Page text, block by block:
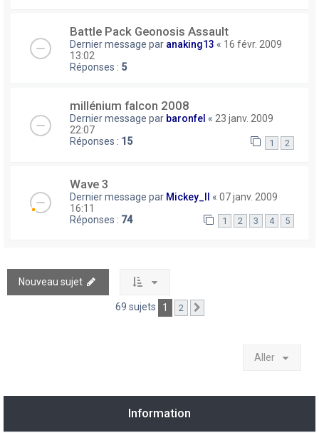
Battle Pack Geonosis Assault
Dernier message par anaking13 « 16 févr. 2009
13:02
Réponses : 5
millénium falcon 2008
Dernier message par baronfel « 23 janv. 2009
22:07
Réponses : 15 1 2
Wave 3
Dernier message par Mickey_II « 07 janv. 2009
16:11
Réponses : 74 1 2 3 4 5
Nouveau sujet
69 sujets 1 2
Aller
Information